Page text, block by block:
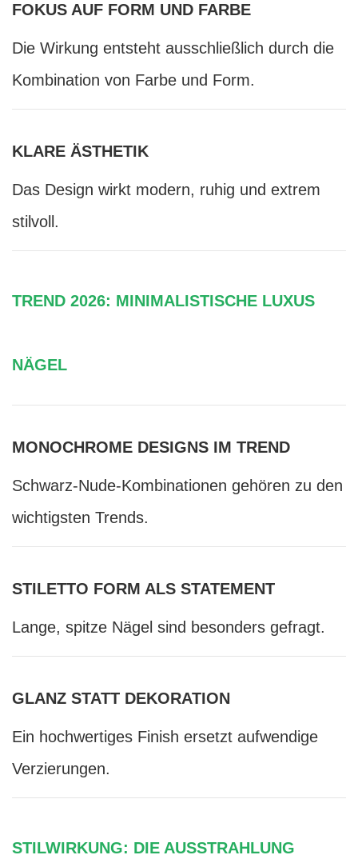
FOKUS AUF FORM UND FARBE
Die Wirkung entsteht ausschließlich durch die
Kombination von Farbe und Form.
KLARE ÄSTHETIK
Das Design wirkt modern, ruhig und extrem
stilvoll.
TREND 2026: MINIMALISTISCHE LUXUS
NÄGEL
MONOCHROME DESIGNS IM TREND
Schwarz-Nude-Kombinationen gehören zu den
wichtigsten Trends.
STILETTO FORM ALS STATEMENT
Lange, spitze Nägel sind besonders gefragt.
GLANZ STATT DEKORATION
Ein hochwertiges Finish ersetzt aufwendige
Verzierungen.
STILWIRKUNG: DIE AUSSTRAHLUNG